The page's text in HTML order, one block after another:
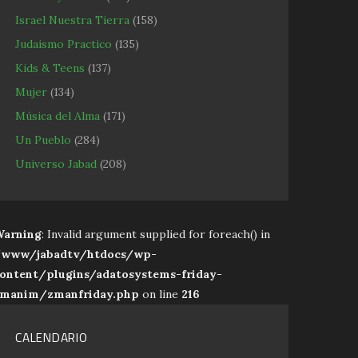
Israel Nuestra Tierra (158)
Judaismo Practico (135)
Kids & Teens (137)
Mujer (134)
Música del Alma (171)
Un Pueblo (284)
Universo Jabad (208)
: Invalid argument supplied for foreach() in
jabadtv/htdocs/wp-
plugins/adatosystems-friday-
zmanfriday.php on line 216
CALENDARIO